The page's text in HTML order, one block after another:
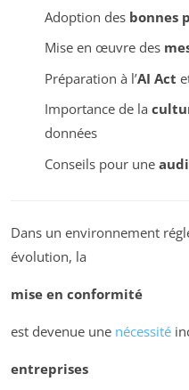
Adoption des bonnes
Mise en œuvre des
Préparation à l’AI Act
Importance de la
données
Conseils pour une
Dans un environnement
évolution, la
mise en conformité
est devenue une nécessité
entreprises